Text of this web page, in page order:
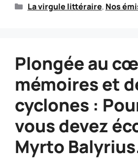
La virgule littéraire, Nos
Plongée au
mémoires et
cyclones :
vous devez
Myrto